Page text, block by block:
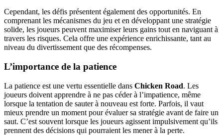
Cependant, les défis présentent également des opportunités. En
comprenant les mécanismes du jeu et en développant une stratégie
solide, les joueurs peuvent maximiser leurs gains tout en naviguant à
travers les risques. Cela offre une expérience enrichissante, tant au
niveau du divertissement que des récompenses.
L’importance de la patience
La patience est une vertu essentielle dans Chicken Road. Les
joueurs doivent apprendre à ne pas céder à l’impatience, même
lorsque la tentation de sauter à nouveau est forte. Parfois, il vaut
mieux prendre un moment pour évaluer sa stratégie avant de faire un
saut. C’est souvent lorsque les joueurs agissent impulsivement qu’ils
prennent des décisions qui pourraient les mener à la perte.